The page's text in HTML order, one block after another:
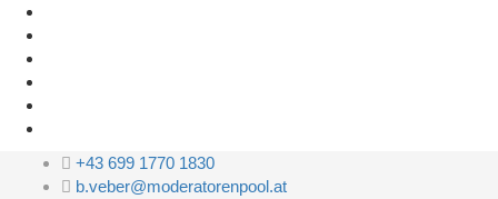
+43 699 1770 1830
b.veber@moderatorenpool.at